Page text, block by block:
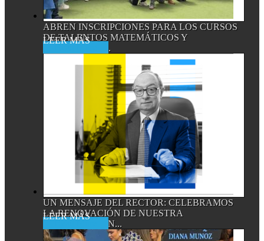
ABREN INSCRIPCIONES PARA LOS CURSOS
DE TALENTOS MATEMÁTICOS Y
CIENTÍFICOS,...
UN MENSAJE DEL RECTOR: CELEBRAMOS
LA RENOVACIÓN DE NUESTRA
ACREDITACIÓN...